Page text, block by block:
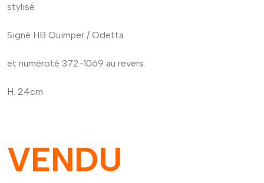
stylisé
Signé HB Quimper / Odetta
et numéroté 372-1069 au revers.
H. 24cm
VENDU